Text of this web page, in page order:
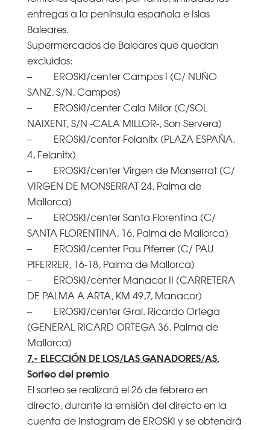
entregas a la península española e Islas
Baleares.
Supermercados de Baleares que quedan
excluidos:
– EROSKI/center Campos I (C/ NUÑO
SANZ, S/N, Campos)
– EROSKI/center Cala Millor (C/SOL
NAIXENT, S/N -CALA MILLOR-, Son Servera)
– EROSKI/center Felanitx (PLAZA ESPAÑA,
4, Felanitx)
– EROSKI/center Virgen de Monserrat (C/
VIRGEN DE MONSERRAT 24, Palma de
Mallorca)
– EROSKI/center Santa Florentina (C/
SANTA FLORENTINA, 16, Palma de Mallorca)
– EROSKI/center Pau Piferrer (C/ PAU
PIFERRER, 16-18, Palma de Mallorca)
– EROSKI/center Manacor II (CARRETERA
DE PALMA A ARTA, KM 49,7, Manacor)
– EROSKI/center Gral. Ricardo Ortega
(GENERAL RICARD ORTEGA 36, Palma de
Mallorca)
7.- ELECCIÓN DE LOS/LAS GANADORES/AS.
Sorteo del premio
El sorteo se realizará el 26 de febrero en
directo, durante la emisión del directo en la
cuenta de Instagram de EROSKI y se obtendrá